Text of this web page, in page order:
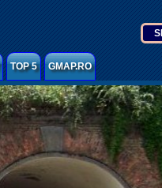
TOP 5 GMAP.RO